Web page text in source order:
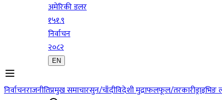
अमेरिकी डलर
१५१.९
निर्वाचन
२०८२
EN
निर्वाचनराजनीतिप्रमुख समाचारसुन/चाँदीविदेशी मुद्राफलफूल/तरकारी